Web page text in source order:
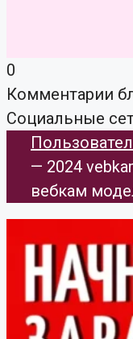
0
Комментарии
Социальные
— 2024
вебкам